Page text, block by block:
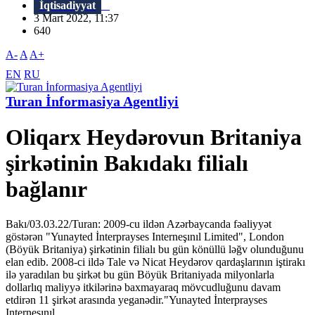
İqtisadiyyat
3 Mart 2022, 11:37
640
A- A A+
EN RU
Turan İnformasiya Agentliyi
Oliqarx Heydərovun Britaniya
şirkətinin Bakıdakı filialı
bağlanır
Bakı/03.03.22/Turan: 2009-cu ildən Azərbaycanda fəaliyyət
göstərən "Yunayted İnterprayses Interneşınıl Limited", London
(Böyük Britaniya) şirkətinin filialı bu gün könüllü ləğv olunduğunu
elan edib. 2008-ci ildə Tale və Nicat Heydərov qardaşlarının iştirakı
ilə yaradılan bu şirkət bu gün Böyük Britaniyada milyonlarla
dollarlıq maliyyə itkilərinə baxmayaraq mövcudluğunu davam
etdirən 11 şirkət arasında yeganədir."Yunayted İnterprayses
Interneşınıl...